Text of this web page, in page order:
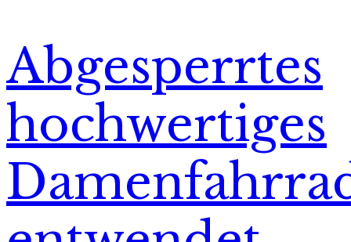
Abgesperrtes
hochwertiges